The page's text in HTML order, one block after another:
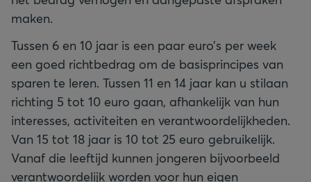
maken.
Tussen 6 en 10 jaar is een paar euro’s per week
een goed richtbedrag om de basisprincipes van
sparen te leren. Tussen 11 en 14 jaar kan u stilaan
richting 5 tot 10 euro gaan, afhankelijk van hun
interesses, activiteiten en verantwoordelijkheden.
Van 15 tot 18 jaar is 10 tot 25 euro gebruikelijk.
Vanaf die leeftijd kunnen jongeren bijvoorbeeld
verantwoordelijk worden voor hun eigen